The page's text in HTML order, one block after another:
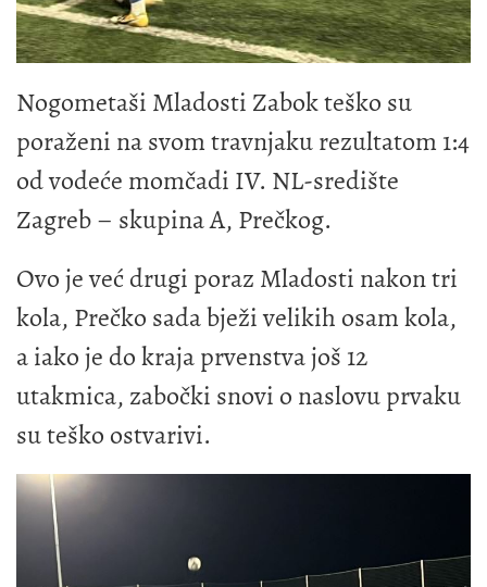
Nogometaši Mladosti Zabok teško su
poraženi na svom travnjaku rezultatom 1:4
od vodeće momčadi IV. NL-središte
Zagreb – skupina A, Prečkog.
Ovo je već drugi poraz Mladosti nakon tri
kola, Prečko sada bježi velikih osam kola,
a iako je do kraja prvenstva još 12
utakmica, zabočki snovi o naslovu prvaku
su teško ostvarivi.